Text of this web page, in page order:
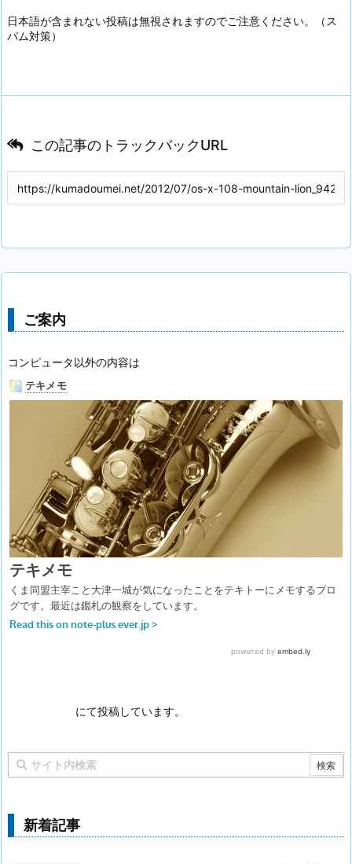
日本語が含まれない投稿は無視されますのでご注意ください。（ス
パム対策）
この記事のトラックバックURL
ご案内
コンピュータ以外の内容は
にて投稿しています。
新着記事